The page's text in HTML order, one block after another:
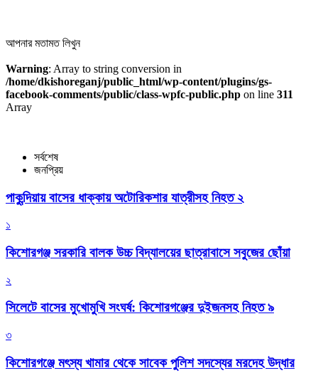
আপনার মতামত লিখুন
Warning: Array to string conversion in
/home/dkishoreganj/public_html/wp-content/plugins/gs-
facebook-comments/public/class-wpfc-public.php on line 311
Array
সর্বশেষ
জনপ্রিয়
পাকুন্দিয়ায় বাসের ধাক্কায় অটোরিকশার যাত্রীসহ নিহত ২
১
কিশোরগঞ্জ সরকারি বালক উচ্চ বিদ্যালয়ের ছাত্রাবাসে সবুজের ছোঁয়া
২
সিলেটে বাসের মুখোমুখি সংঘর্ষ: কিশোরগঞ্জের দুইজনসহ নিহত ৯
৩
কিশোরগঞ্জে মৎস্য খামার থেকে সাবেক পুলিশ সদস্যের মরদেহ উদ্ধার